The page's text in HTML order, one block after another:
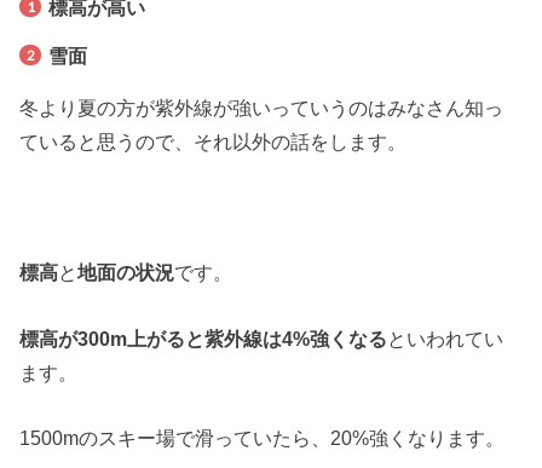
標高が高い
雪面
冬より夏の方が紫外線が強いっていうのはみなさん知っ
ていると思うので、それ以外の話をします。
標高と地面の状況です。
標高が300m上がると紫外線は4%強くなるといわれてい
ます。
1500mのスキー場で滑っていたら、20%強くなります。